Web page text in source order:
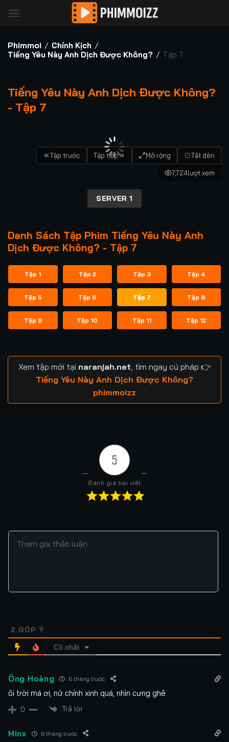
qua
dungPhimmoi / Chính Kịch /
Tiếng Yêu Này Anh Dịch Được Không? / Tập 7
Tiếng Yêu Này Anh Dịch Được Không?
- Tập 7
Tập trước Tập tiếp Mở rộng Tắt đèn
7,724lượt xem
SERVER 1
Danh Sách Tập Phim Tiếng Yêu Này Anh
Dịch Được Không? - Tập 7
Tập 1 Tập 2 Tập 3 Tập 4
Tập 5 Tập 6 Tập 7 Tập 8
Tập 9 Tập 10 Tập 11 Tập 12
Xem tập mới tại naranjah.net , tìm ngay cú pháp 👉
Tiếng Yêu Này Anh Dịch Được Không?
phimmoizz
5
Đánh giá bài viết
2 GÓP Ý
Cũ nhất
Ông Hoàng 6 tháng trước
ôi trời má ơi, nữ chính xinh quá, nhìn cưng ghê
0 Trả lời
Minx 6 tháng trước